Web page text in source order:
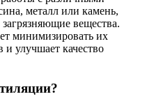
металл или камень,
вещества.
минимизировать их
и улучшает качество